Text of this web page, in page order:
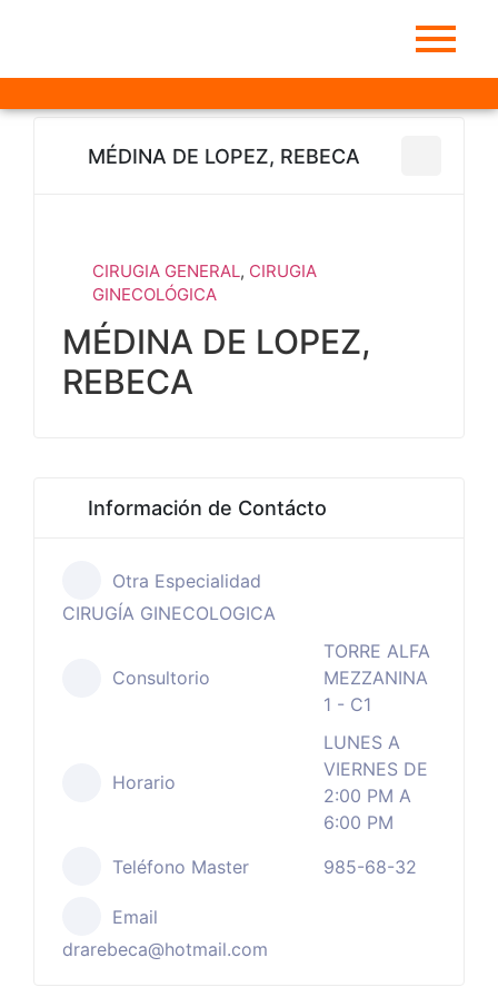
MÉDINA DE LOPEZ, REBECA
CIRUGIA GENERAL, CIRUGIA
GINECOLÓGICA
MÉDINA DE LOPEZ,
REBECA
Información de Contácto
Otra Especialidad
CIRUGÍA GINECOLOGICA
Consultorio
TORRE ALFA
MEZZANINA
1 - C1
Horario
LUNES A
VIERNES DE
2:00 PM A
6:00 PM
Teléfono Master
985-68-32
Email
drarebeca@hotmail.com